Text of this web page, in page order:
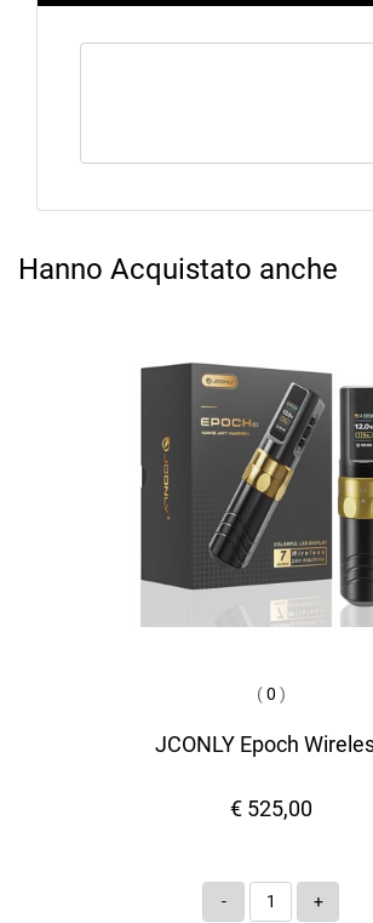
Hanno Acquistato anche
(0 )
JCONLY Epoch
€ 525,00
Quantità